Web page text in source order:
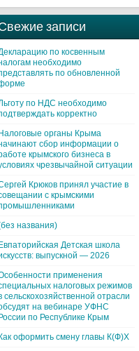
записи
по косвенным
необходимо
по обновленной
по НДС необходимо
корректно
Налоговые органы Крыма
сбор информации о
крымского бизнеса в
чрезвычайной ситуации
Крюков принял участие в
с крымскими
названия)
Евпаторийская Детская школа
выпускной — 2026
применения
налоговых режимов
сельскохозяйственной отрасли
на вебинаре УФНС
России по Республике Крым
Как оформить смену главы К(Ф)Х